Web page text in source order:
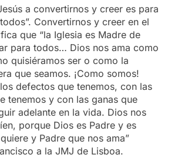
a convertirnos y creer es para
Convertirnos y creer en el
que “la Iglesia es Madre de
para todos… Dios nos ama como
quisiéramos ser o como la
que seamos. ¡Como somos!
defectos que tenemos, con las
tenemos y con las ganas que
adelante en la vida. Dios nos
porque Dios es Padre y es
y Padre que nos ama”
a la JMJ de Lisboa.